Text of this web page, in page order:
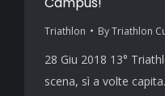
Triathlon ByTriathlon
28 Giu 2018 13°
scena, sì a volte